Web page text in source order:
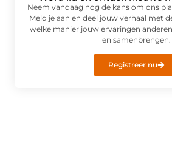
Neem vandaag nog de kans om ons
Meld je aan en deel jouw verhaal met
welke manier jouw ervaringen
en samenbrengen.
Registreer nu